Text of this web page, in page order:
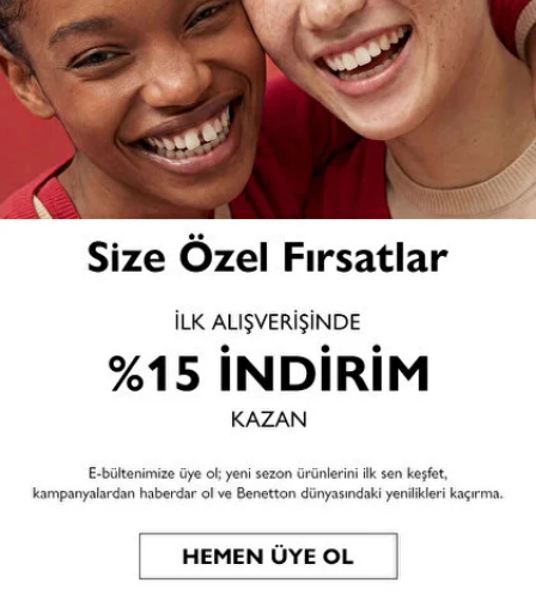
FAVORI KATEGORILER
Ülke & Dil TR
Mağaza Bul
Web Sitesine Kaydol
Inside Benetton
Son Haberler ve Özel Fırsatlar İçin
Tarafıma pazarlama ve tanıtım amaçlı e-posta gönderilmesine izin